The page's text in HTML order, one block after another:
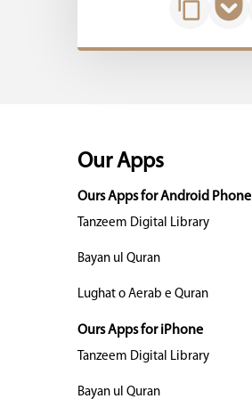
Our Apps
Ours Apps for Android Phone
Tanzeem Digital Library
Bayan ul Quran
Lughat o Aerab e Quran
Ours Apps for iPhone
Tanzeem Digital Library
Bayan ul Quran